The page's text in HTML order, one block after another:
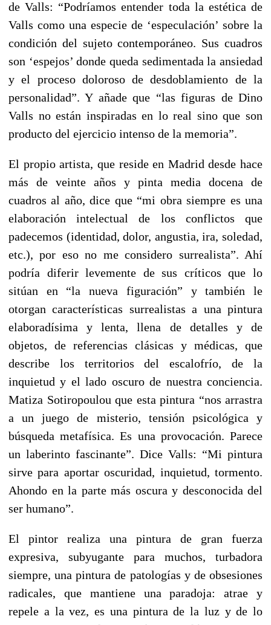
de Valls: “Podríamos entender toda la estética de
Valls como una especie de ‘especulación’ sobre la
condición del sujeto contemporáneo. Sus cuadros
son ‘espejos’ donde queda sedimentada la ansiedad
y el proceso doloroso de desdoblamiento de la
personalidad”. Y añade que “las figuras de Dino
Valls no están inspiradas en lo real sino que son
producto del ejercicio intenso de la memoria”.
El propio artista, que reside en Madrid desde hace
más de veinte años y pinta media docena de
cuadros al año, dice que “mi obra siempre es una
elaboración intelectual de los conflictos que
padecemos (identidad, dolor, angustia, ira, soledad,
etc.), por eso no me considero surrealista”. Ahí
podría diferir levemente de sus críticos que lo
sitúan en “la nueva figuración” y también le
otorgan características surrealistas a una pintura
elaboradísima y lenta, llena de detalles y de
objetos, de referencias clásicas y médicas, que
describe los territorios del escalofrío, de la
inquietud y el lado oscuro de nuestra conciencia.
Matiza Sotiropoulou que esta pintura “nos arrastra
a un juego de misterio, tensión psicológica y
búsqueda metafísica. Es una provocación. Parece
un laberinto fascinante”. Dice Valls: “Mi pintura
sirve para aportar oscuridad, inquietud, tormento.
Ahondo en la parte más oscura y desconocida del
ser humano”.
El pintor realiza una pintura de gran fuerza
expresiva, subyugante para muchos, turbadora
siempre, una pintura de patologías y de obsesiones
radicales, que mantiene una paradoja: atrae y
repele a la vez, es una pintura de la luz y de lo